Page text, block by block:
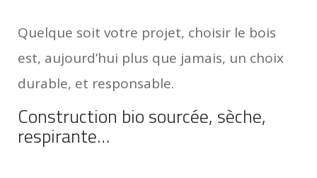
Quelque soit votre projet, choisir le bois
est, aujourd’hui plus que jamais, un choix
durable, et responsable.
Construction bio sourcée, sèche,
respirante…